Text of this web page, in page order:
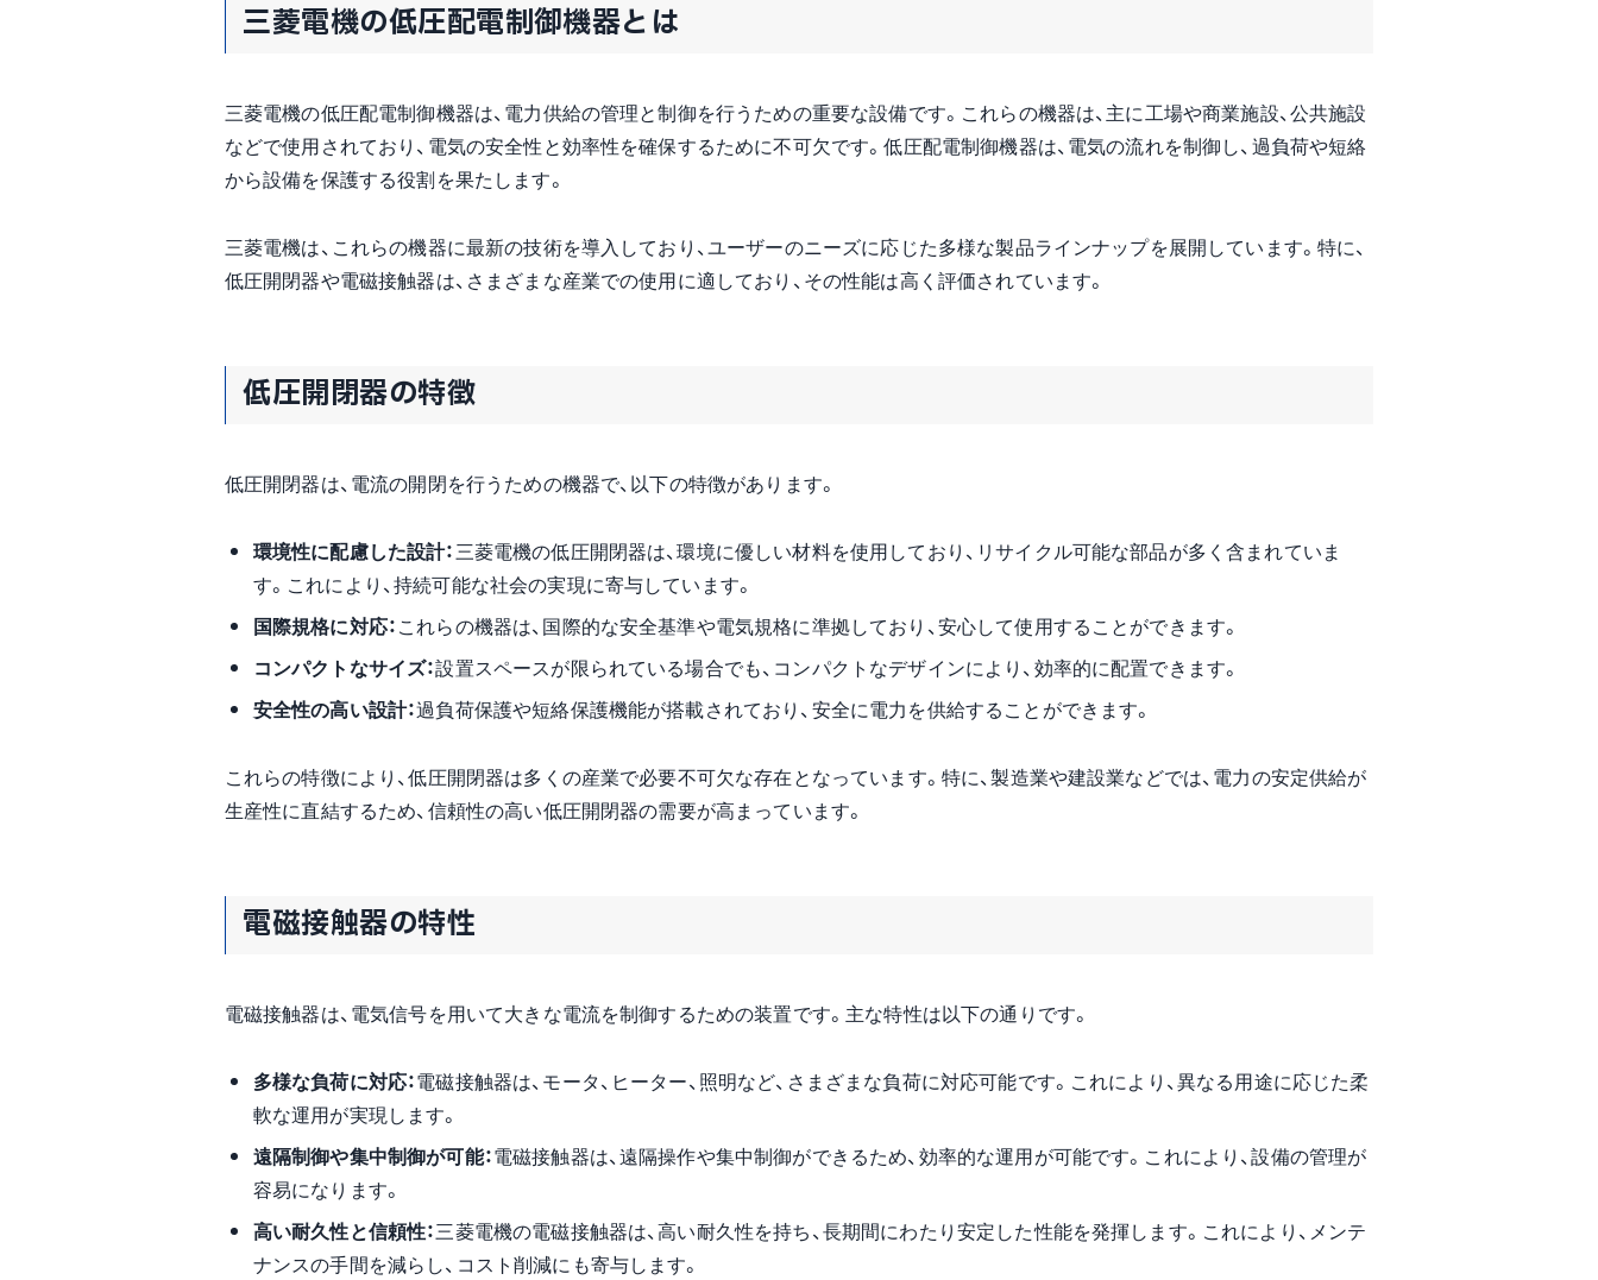
三菱電機の低圧配電制御機器とは
三菱電機の低圧配電制御機器は、電力供給の管理と制御を行うための重要な設備です。これらの機器は、主に工場や商業施設、公共施設
などで使用されており、電気の安全性と効率性を確保するために不可欠です。低圧配電制御機器は、電気の流れを制御し、過負荷や短絡
から設備を保護する役割を果たします。
三菱電機は、これらの機器に最新の技術を導入しており、ユーザーのニーズに応じた多様な製品ラインナップを展開しています。特に、
低圧開閉器や電磁接触器は、さまざまな産業での使用に適しており、その性能は高く評価されています。
低圧開閉器の特徴
低圧開閉器は、電流の開閉を行うための機器で、以下の特徴があります。
環境性に配慮した設計：三菱電機の低圧開閉器は、環境に優しい材料を使用しており、リサイクル可能な部品が多く含まれていま
す。これにより、持続可能な社会の実現に寄与しています。
国際規格に対応：これらの機器は、国際的な安全基準や電気規格に準拠しており、安心して使用することができます。
コンパクトなサイズ：設置スペースが限られている場合でも、コンパクトなデザインにより、効率的に配置できます。
安全性の高い設計：過負荷保護や短絡保護機能が搭載されており、安全に電力を供給することができます。
これらの特徴により、低圧開閉器は多くの産業で必要不可欠な存在となっています。特に、製造業や建設業などでは、電力の安定供給が
生産性に直結するため、信頼性の高い低圧開閉器の需要が高まっています。
電磁接触器の特性
電磁接触器は、電気信号を用いて大きな電流を制御するための装置です。主な特性は以下の通りです。
多様な負荷に対応：電磁接触器は、モータ、ヒーター、照明など、さまざまな負荷に対応可能です。これにより、異なる用途に応じた柔
軟な運用が実現します。
遠隔制御や集中制御が可能：電磁接触器は、遠隔操作や集中制御ができるため、効率的な運用が可能です。これにより、設備の管理が
容易になります。
高い耐久性と信頼性：三菱電機の電磁接触器は、高い耐久性を持ち、長期間にわたり安定した性能を発揮します。これにより、メンテ
ナンスの手間を減らし、コスト削減にも寄与します。